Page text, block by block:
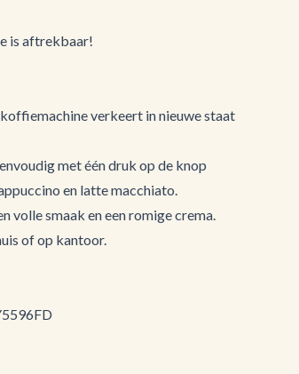
is aftrekbaar!
verkeert in nieuwe staat
met één druk op de knop
en latte macchiato.
volle smaak en een romige crema.
of op kantoor.